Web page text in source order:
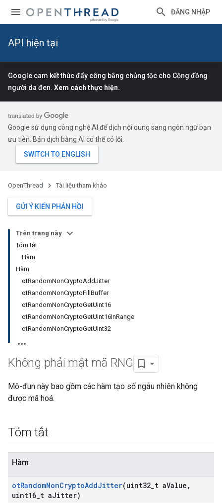
ĐĂNG NHẬP
API hiện tại
Google cam kết thúc đẩy công bằng chủng tộc cho Cộng đồng
người da đen. Xem cách thực hiện.
Google sử dụng công nghệ AI để dịch nội dung sang ngôn ngữ bạn
ưu tiên. Bản dịch bằng AI có thể có lỗi.
OpenThread Tài liệu tham khảo
GỬI Ý KIẾN PHẢN HỒI
Trên trang này
Tóm tắt
Hàm
Hàm
otRandomNonCryptoAddJitter
otRandomNonCryptoFillBuffer
otRandomNonCryptoGetUint16
otRandomNonCryptoGetUint16InRange
otRandomNonCryptoGetUint32
Không phải mật mã RNG
Mô-đun này bao gồm các hàm tạo số ngẫu nhiên không
được mã hoá.
Tóm tắt
Hàm
otRandomNonCryptoAddJitter(uint32 t aValue ,
uint16 t aJitter)